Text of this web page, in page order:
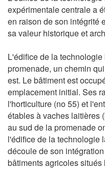
expérimentale centrale a
en raison de son intégrité
sa valeur historique et
L'édifice de la
promenade, un chemin
est. Le bâtiment est
emplacement initial. Ses
l'horticulture (no 55) et
étables à vaches laitières
au sud de la promenade
l'édifice de la technologie
découle de son
bâtiments agricoles